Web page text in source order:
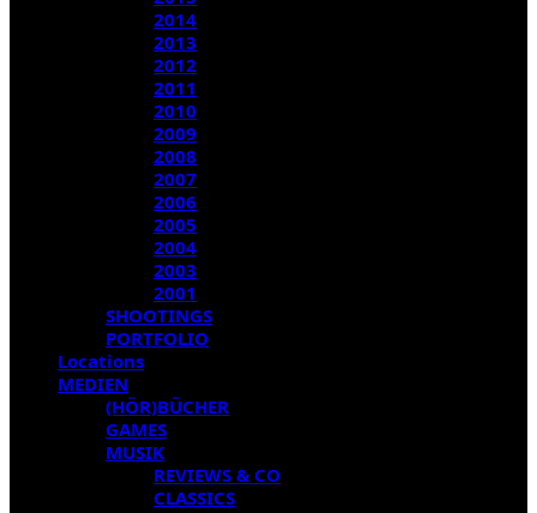
2014
2013
2012
2011
2010
2009
2008
2007
2006
2005
2004
2003
2001
SHOOTINGS
PORTFOLIO
Locations
MEDIEN
(HÖR)BÜCHER
GAMES
MUSIK
REVIEWS & CO
CLASSICS